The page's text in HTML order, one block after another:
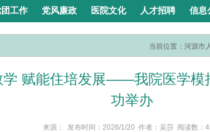
团工作 党风廉政 医院文化 人才招聘 信息
当前位置： 河源市
学 赋能住培发展——我院医学模
功举办
来源： 发布时间：2026/1/20 作者：吴莎 阅读数：